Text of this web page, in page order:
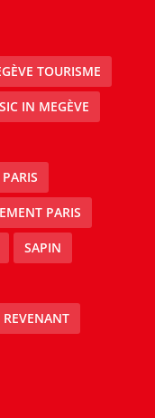
TOURISME
IN MEGÈVE
PARIS
PARIS
SAPIN
REVENANT